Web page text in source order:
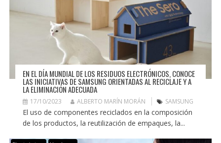
EN EL DÍA MUNDIAL DE LOS RESIDUOS ELECTRÓNICOS, CONOCE
LAS INICIATIVAS DE SAMSUNG ORIENTADAS AL RECICLAJE Y A
LA ELIMINACIÓN ADECUADA
17/10/2023 ALBERTO MARÍN MORÁN SAMSUNG
El uso de componentes reciclados en la composición
de los productos, la reutilización de empaques, la...